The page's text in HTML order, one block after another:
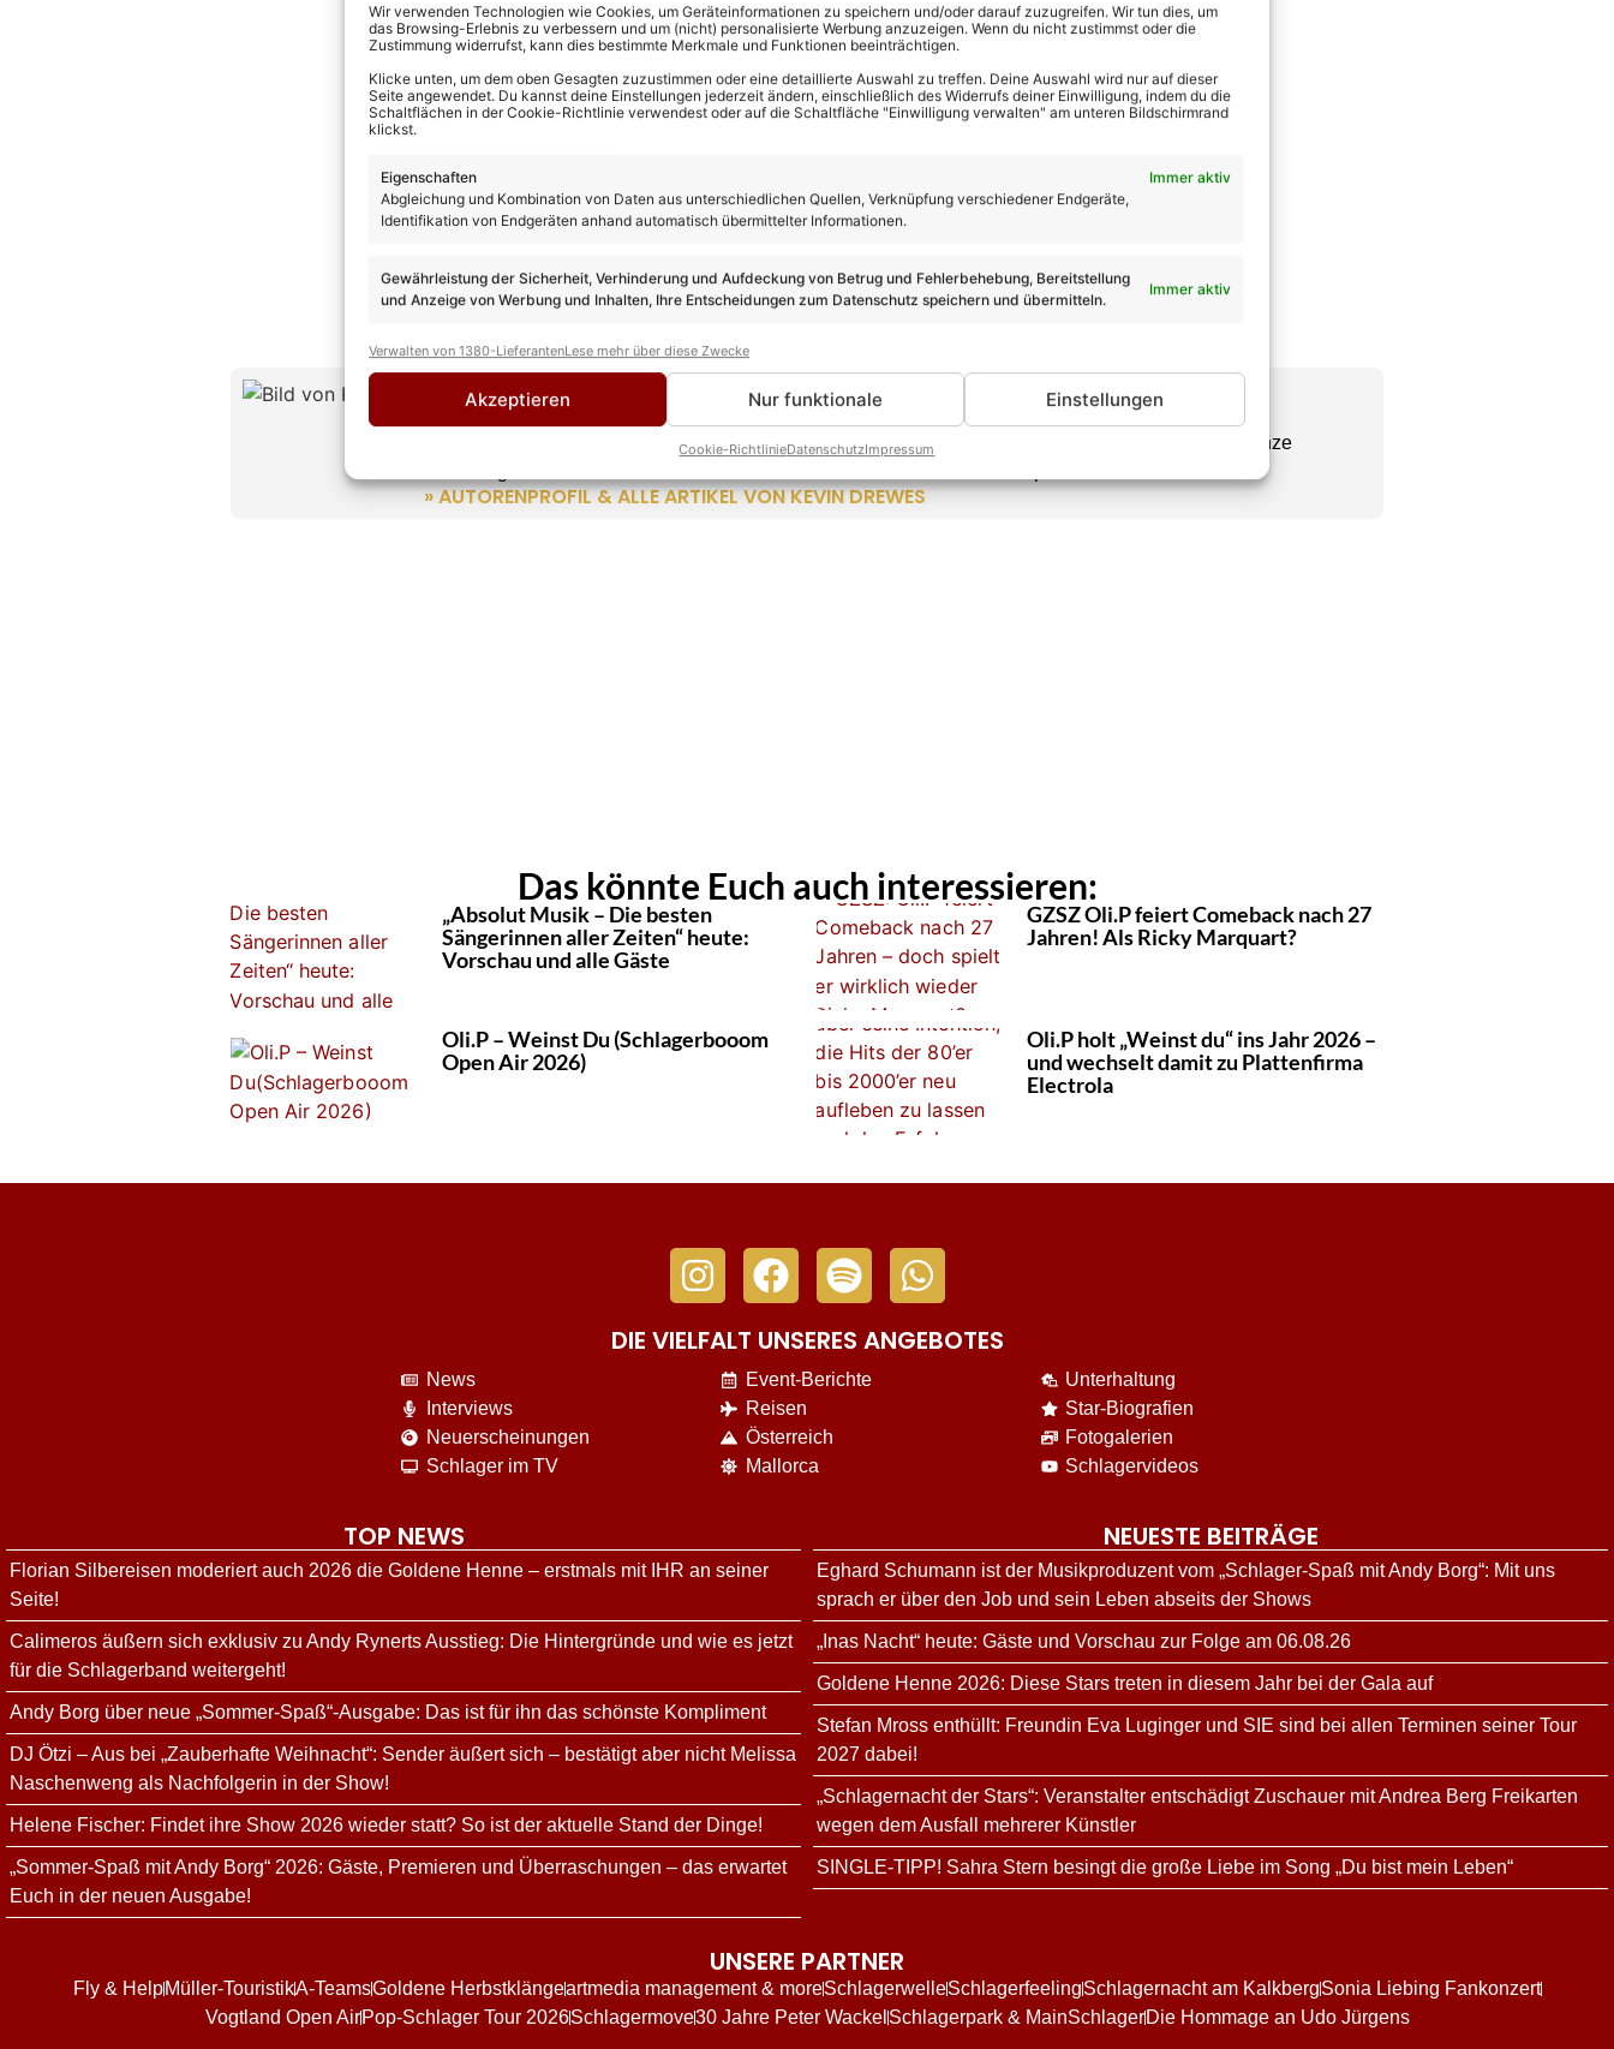
Wir verwenden Technologien wie Cookies, um Geräteinformationen zu speichern und/oder darauf zuzugreifen. Wir tun dies, um
das Browsing-Erlebnis zu verbessern und um (nicht) personalisierte Werbung anzuzeigen. Wenn du nicht zustimmst oder die
Zustimmung widerrufst, kann dies bestimmte Merkmale und Funktionen beeinträchtigen.
Klicke unten, um dem oben Gesagten zuzustimmen oder eine detaillierte Auswahl zu treffen. Deine Auswahl wird nur auf dieser
Seite angewendet. Du kannst deine Einstellungen jederzeit ändern, einschließlich des Widerrufs deiner Einwilligung, indem du die
Schaltflächen in der Cookie-Richtlinie verwendest oder auf die Schaltfläche "Einwilligung verwalten" am unteren Bildschirmrand
klickst.
Eigenschaften
Immer aktiv
Abgleichung und Kombination von Daten aus unterschiedlichen Quellen, Verknüpfung verschiedener Endgeräte,
Identifikation von Endgeräten anhand automatisch übermittelter Informationen.
Gewährleistung der Sicherheit, Verhinderung und Aufdeckung von Betrug und Fehlerbehebung, Bereitstellung
und Anzeige von Werbung und Inhalten, Ihre Entscheidungen zum Datenschutz speichern und übermitteln.
Immer aktiv
Verwalten von 1380-LieferantenLese mehr über diese Zwecke
Akzeptieren Nur funktionale Einstellungen
Cookie-RichtlinieDatenschutzImpressum
Kevin Drewes
CHEFREDAKTEUR
Kevin Drewes ist seit über 10 Jahren im Schlager unterwegs und bringt als Chefredakteur seine ganze
» AUTORENPROFIL & ALLE ARTIKEL VON KEVIN DREWES
Das könnte Euch auch interessieren:
„Absolut Musik – Die besten
Sängerinnen aller Zeiten“ heute:
Vorschau und alle Gäste
GZSZ Oli.P feiert Comeback nach 27
Jahren! Als Ricky Marquart?
Oli.P – Weinst Du (Schlagerbooom
Open Air 2026)
Oli.P holt „Weinst du“ ins Jahr 2026 –
und wechselt damit zu Plattenfirma
Electrola
DIE VIELFALT UNSERES ANGEBOTES
News
Interviews
Neuerscheinungen
Schlager im TV
Event-Berichte
Reisen
Österreich
Mallorca
Unterhaltung
Star-Biografien
Fotogalerien
Schlagervideos
TOP NEWS
Florian Silbereisen moderiert auch 2026 die Goldene Henne – erstmals mit IHR an seiner
Seite!
Calimeros äußern sich exklusiv zu Andy Rynerts Ausstieg: Die Hintergründe und wie es jetzt
für die Schlagerband weitergeht!
Andy Borg über neue „Sommer-Spaß“-Ausgabe: Das ist für ihn das schönste Kompliment
DJ Ötzi – Aus bei „Zauberhafte Weihnacht“: Sender äußert sich – bestätigt aber nicht Melissa
Naschenweng als Nachfolgerin in der Show!
Helene Fischer: Findet ihre Show 2026 wieder statt? So ist der aktuelle Stand der Dinge!
„Sommer-Spaß mit Andy Borg“ 2026: Gäste, Premieren und Überraschungen – das erwartet
Euch in der neuen Ausgabe!
NEUESTE BEITRÄGE
Eghard Schumann ist der Musikproduzent vom „Schlager-Spaß mit Andy Borg“: Mit uns
sprach er über den Job und sein Leben abseits der Shows
„Inas Nacht“ heute: Gäste und Vorschau zur Folge am 06.08.26
Goldene Henne 2026: Diese Stars treten in diesem Jahr bei der Gala auf
Stefan Mross enthüllt: Freundin Eva Luginger und SIE sind bei allen Terminen seiner Tour
2027 dabei!
„Schlagernacht der Stars“: Veranstalter entschädigt Zuschauer mit Andrea Berg Freikarten
wegen dem Ausfall mehrerer Künstler
SINGLE-TIPP! Sahra Stern besingt die große Liebe im Song „Du bist mein Leben“
UNSERE PARTNER
Fly & HelpMüller-TouristikA-TeamsGoldene Herbstklängeartmedia management & moreSchlagerwelleSchlagerfeelingSchlagernacht am KalkbergSonia Liebing Fankonzert
Vogtland Open AirPop-Schlager Tour 2026Schlagermove30 Jahre Peter Wackel Schlagerpark & MainSchlagerDie Hommage an Udo Jürgens